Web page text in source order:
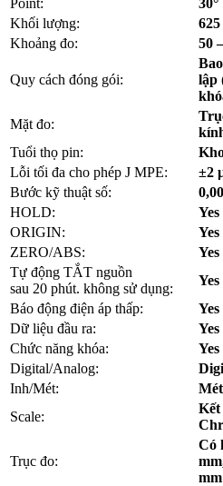
Khối lượng:
625
Khoảng đo:
50
Quy cách đóng gói:
lập
Mặt đo:
Tuổi thọ pin:
Lỗi tối đa cho phép J MPE:
±2
Bước kỹ thuật số:
HOLD:
Yes
ORIGIN:
Yes
ZERO/ABS:
Yes
Tự động TẮT nguồn
sau 20 phút. không sử dụng:
Yes
Báo động điện áp thấp:
Yes
Dữ liệu đầu ra:
Yes
Chức năng khóa:
Yes
Digital/Analog:
Inh/Mét:
Mét
Scale:
Kết
Trục đo:
Có
mm